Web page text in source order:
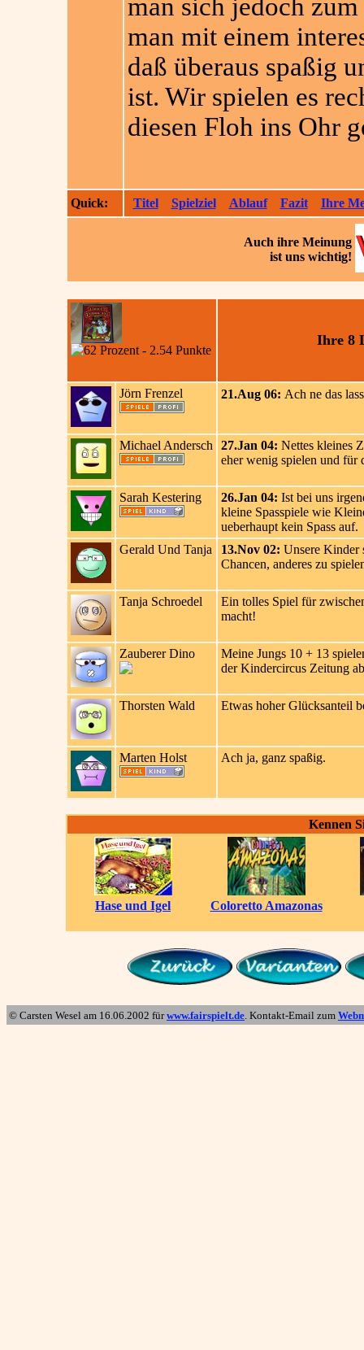
man sich jedoch
man mit einem
daß überaus spaßig
ist. Wir spielen es
diesen Floh ins Ohr
Quick: Titel Spielziel Ablauf Fazit Ihre
Auch ihre Meinung
ist uns wichtig!
Ihre 8
Jörn Frenzel 21.Aug 06: Ach ne das
Michael Andersch 27.Jan 04: Nettes kleines
eher wenig spielen und für
Sarah Kestering 26.Jan 04: Ist bei uns
kleine Spasspiele wie
ueberhaupt kein Spass auf.
Gerald Und Tanja
13.Nov 02: Unsere Kinder
Chancen, anderes zu
Tanja Schroedel
Ein tolles Spiel für
macht!
Zauberer Dino
Meine Jungs 10 + 13
der Kindercircus Zeitung
Thorsten Wald Etwas hoher Glücksanteil
Marten Holst Ach ja, ganz spaßig.
Kennen
Hase und Igel Coloretto Amazonas
© Carsten Wesel am 16.06.2002 fürwww.fairspielt.de. Kontakt-Email zum